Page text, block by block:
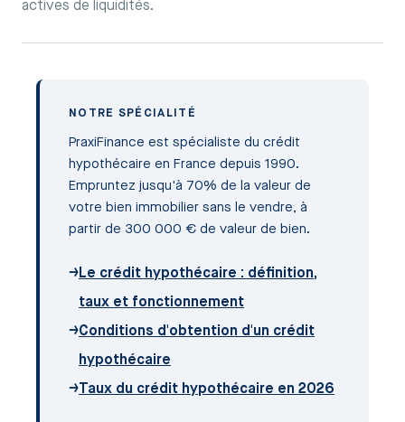
actives de liquidités.
NOTRE SPÉCIALITÉ
PraxiFinance est spécialiste du crédit
hypothécaire en France depuis 1990.
Empruntez jusqu'à 70% de la valeur de
votre bien immobilier sans le vendre, à
partir de 300 000 € de valeur de bien.
→Le crédit hypothécaire : définition,
taux et fonctionnement
→Conditions d'obtention d'un crédit
hypothécaire
→Taux du crédit hypothécaire en 2026